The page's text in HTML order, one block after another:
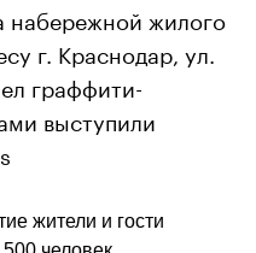
жилого
г. Краснодар, ул.
граффити-
выступили
жители и гости